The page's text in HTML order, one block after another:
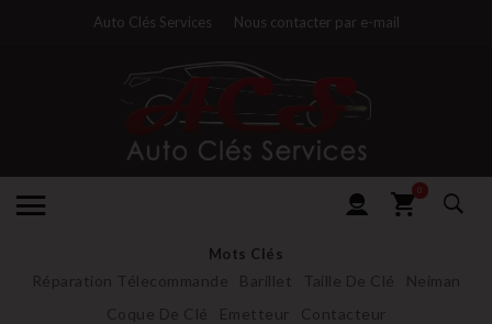
Auto Clés Services Nous contacter par e-mail
0
Mots Clés
Réparation Télecommande Barillet Taille De Clé
Neiman
Coque De Clé
Emetteur Contacteur